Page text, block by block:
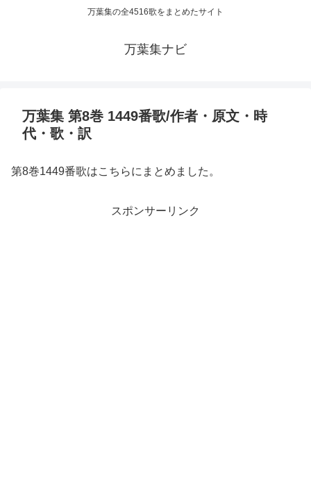
万葉集の全4516歌をまとめたサイト
万葉集ナビ
万葉集 第8巻 1449番歌/作者・原文・時
代・歌・訳
第8巻1449番歌はこちらにまとめました。
スポンサーリンク